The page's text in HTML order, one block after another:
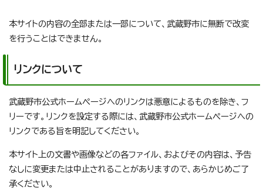
本サイトの内容の全部または一部について、武蔵野市に無断で改変
を行うことはできません。
リンクについて
武蔵野市公式ホームページへのリンクは悪意によるものを除き、フ
リーです。リンクを設定する際には、武蔵野市公式ホームページへの
リンクである旨を明記してください。
本サイト上の文書や画像などの各ファイル、およびその内容は、予告
なしに変更または中止されることがありますので、あらかじめご了
承ください。